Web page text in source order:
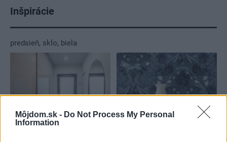
Môjdom.sk - Do Not Process My Personal
Information
Inšpirácie
predsieň, sklo, biela